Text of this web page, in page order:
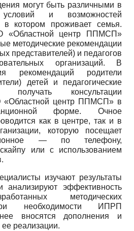
могут быть различными в
и возможностей
в котором проживает семья.
«Областной центр ППМСП»
методические рекомендации
представителей) и педагогов
организаций. В
рекомендаций родители
детей и педагогические
получать консультации
«Областной центр ППМСП» в
форме. Очное
как в центре, так и в
которую посещает
— по телефону,
или с использованием
изучают результаты
эффективность
методических
необходимости ИПРП
вносятся дополнения и
реализации.